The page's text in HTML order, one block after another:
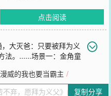
点击阅读
大灭爸：只要被拜为义
法。......场景一：金角童
‘义父’，你家老爷都不敢答
应了？废柴，实力这么弱，都
威的我也要当霸主 /
复制分享